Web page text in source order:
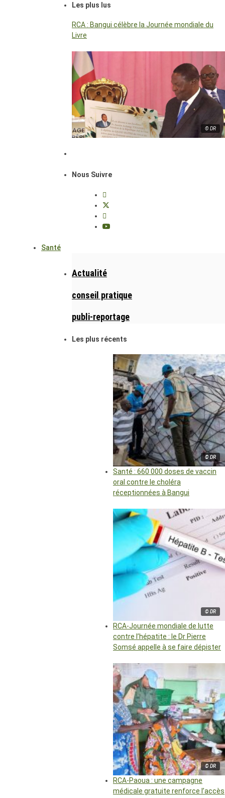
Les plus lus
RCA : Bangui célèbre la Journée mondiale du
Livre
© DR
Nous Suivre
Santé
Actualité
conseil pratique
publi-reportage
Les plus récents
© DR
Santé : 660 000 doses de vaccin
oral contre le choléra
réceptionnées à Bangui
© DR
RCA-Journée mondiale de lutte
contre l’hépatite : le Dr Pierre
Somsé appelle à se faire dépister
© DR
RCA-Paoua : une campagne
médicale gratuite renforce l’accès